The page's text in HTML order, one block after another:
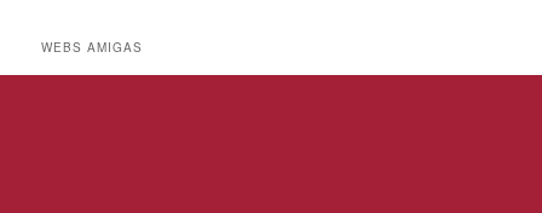
WEBS AMIGAS